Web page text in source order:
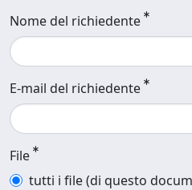
Nome del richiedente
E-mail del richiedente
File
tutti i file (di questo